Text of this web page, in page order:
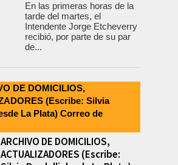
En las primeras horas de la
tarde del martes, el
Intendente Jorge Etcheverry
recibió, por parte de su par
de...
ARCHIVO DE DOMICILIOS,
ACTUALIZADORES (Escribe: